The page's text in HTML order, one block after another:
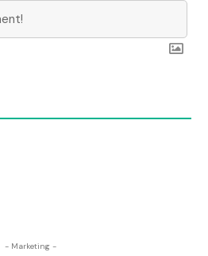
- Marketing -